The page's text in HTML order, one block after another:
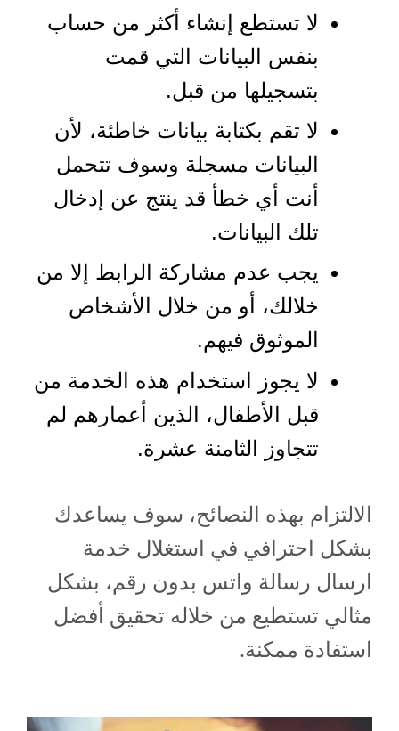
لا تستطع إنشاء أكثر من حساب
بنفس البيانات التي قمت
بتسجيلها من قبل.
لا تقم بكتابة بيانات خاطئة، لأن
البيانات مسجلة وسوف تتحمل
أنت أي خطأ قد ينتج عن إدخال
تلك البيانات.
يجب عدم مشاركة الرابط إلا من
خلالك، أو من خلال الأشخاص
الموثوق فيهم.
لا يجوز استخدام هذه الخدمة من
قبل الأطفال، الذين أعمارهم لم
تتجاوز الثامنة عشرة.
الالتزام بهذه النصائح، سوف يساعدك
بشكل احترافي في استغلال خدمة
ارسال رسالة واتس بدون رقم، بشكل
مثالي تستطيع من خلاله تحقيق أفضل
استفادة ممكنة.